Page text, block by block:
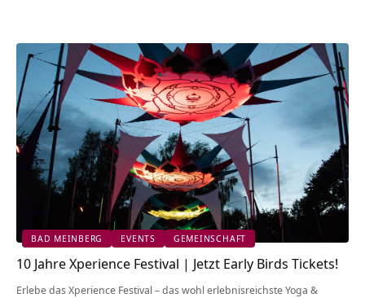
BAD MEINBERG EVENTS GEMEINSCHAFT
10 Jahre Xperience Festival | Jetzt Early Birds Tickets!
Erlebe das Xperience Festival – das wohl erlebnisreichste Yoga &